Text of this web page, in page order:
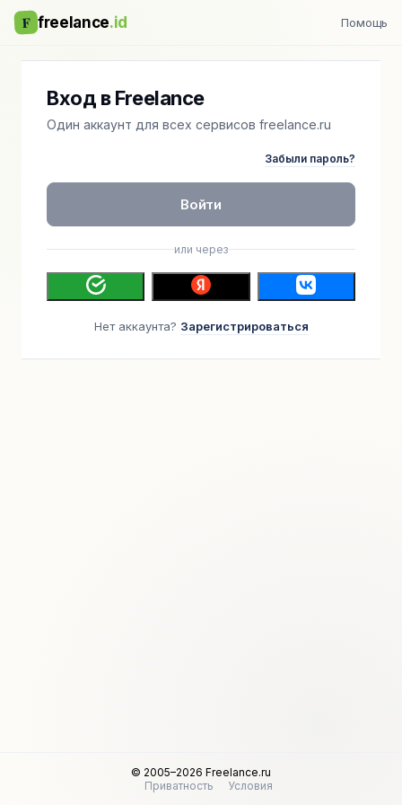
F freelance.id Помощь
Вход в Freelance
Один аккаунт для всех сервисов freelance.ru
Забыли пароль?
Войти
или через
Нет аккаунта? Зарегистрироваться
© 2005–2026 Freelance.ru
Приватность
Условия